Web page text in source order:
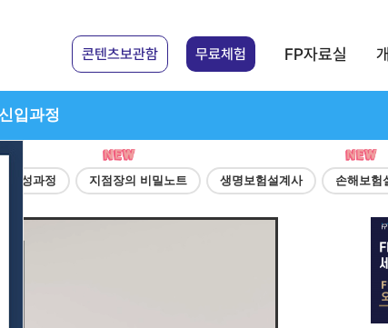
콘텐츠보관함 무료체험 FP자료실
입과정
양성과정 지점장의 비밀노트 생명보험설계사 손해보험